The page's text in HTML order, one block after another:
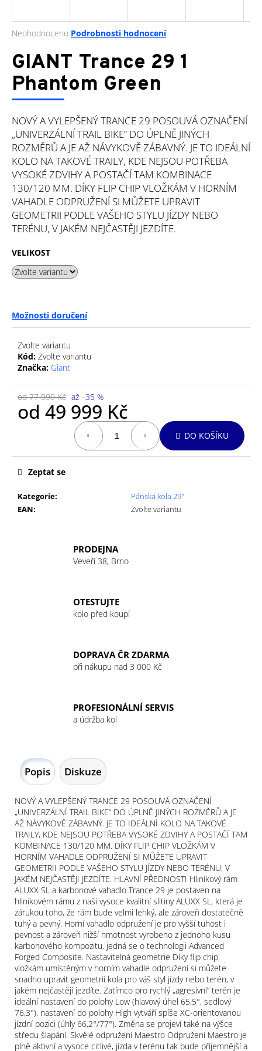
Průměrné
produktu
je
0,0
z
5
Neohodnoceno Podrobnosti hodnocení
GIANT Trance 29 1
Phantom Green
NOVÝ A VYLEPŠENÝ TRANCE 29 POSOUVÁ OZNAČENÍ
„UNIVERZÁLNÍ TRAIL BIKE“ DO ÚPLNĚ JINÝCH
ROZMĚRŮ A JE AŽ NÁVYKOVĚ ZÁBAVNÝ. JE TO IDEÁLNÍ
KOLO NA TAKOVÉ TRAILY, KDE NEJSOU POTŘEBA
VYSOKÉ ZDVIHY A POSTAČÍ TAM KOMBINACE
130/120 MM. DÍKY FLIP CHIP VLOŽKÁM V HORNÍM
VAHADLE ODPRUŽENÍ SI MŮŽETE UPRAVIT
GEOMETRII PODLE VAŠEHO STYLU JÍZDY NEBO
TERÉNU, V JAKÉM NEJČASTĚJI JEZDÍTE.
VELIKOST
Možnosti doručení
Zvolte variantu
Kód: Zvolte variantu
Značka: Giant
od 77 999 Kč až –35 %
od 49 999 Kč
DO KOŠÍKU
Kategorie:
Pánská kola 29"
EAN: Zvolte variantu
Zeptat se
PRODEJNA
Veveří 38, Brno
OTESTUJTE
kolo před koupí
DOPRAVA ČR ZDARMA
při nákupu nad 3 000 Kč
PROFESIONÁLNÍ SERVIS
a údržba kol
Popis Diskuze
NOVÝ A VYLEPŠENÝ TRANCE 29 POSOUVÁ OZNAČENÍ
„UNIVERZÁLNÍ TRAIL BIKE“ DO ÚPLNĚ JINÝCH ROZMĚRŮ A JE
AŽ NÁVYKOVĚ ZÁBAVNÝ. JE TO IDEÁLNÍ KOLO NA TAKOVÉ
TRAILY, KDE NEJSOU POTŘEBA VYSOKÉ ZDVIHY A POSTAČÍ TAM
KOMBINACE 130/120 MM. DÍKY FLIP CHIP VLOŽKÁM V
HORNÍM VAHADLE ODPRUŽENÍ SI MŮŽETE UPRAVIT
GEOMETRII PODLE VAŠEHO STYLU JÍZDY NEBO TERÉNU, V
JAKÉM NEJČASTĚJI JEZDÍTE. HLAVNÍ PŘEDNOSTI Hliníkový rám
ALUXX SL a karbonové vahadlo Trance 29 je postaven na
hliníkovém rámu z naší vysoce kvalitní slitiny ALUXX SL, která je
zárukou toho, že rám bude velmi lehký, ale zároveň dostatečně
tuhý a pevný. Horní vahadlo odpružení je pro vyšší tuhost i
pevnost a zároveň nižší hmotnost vyrobeno z jednoho kusu
karbonového kompozitu, jedná se o technologii Advanced
Forged Composite. Nastavitelná geometrie Díky flip chip
vložkám umístěným v horním vahadle odpružení si můžete
snadno upravit geometrii kola pro váš styl jízdy nebo terén, v
jakém nejčastěji jezdíte. Zatímco pro rychlý „agresivní“ terén je
ideální nastavení do polohy Low (hlavový úhel 65,5°, sedlový
76,3°), nastavení do polohy High vytváří spíše XC-orientovanou
jízdní pozici (úhly 66,2°/77°). Změna se projeví také na výšce
středu šlapání. Skvělé odpružení Maestro Odpružení Maestro je
plně aktivní a vysoce citlivé, jízda v terénu tak bude příjemnější a
j
t
?
HLEDAT
D
o
p
o
u
č
u
m
e